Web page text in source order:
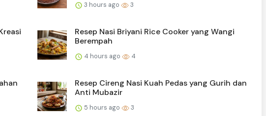
3 hours ago 3
Resep Nasi Briyani Rice Cooker yang Wangi
Berempah
4 hours ago 4
Resep Cireng Nasi Kuah Pedas yang Gurih dan
Anti Mubazir
5 hours ago 3